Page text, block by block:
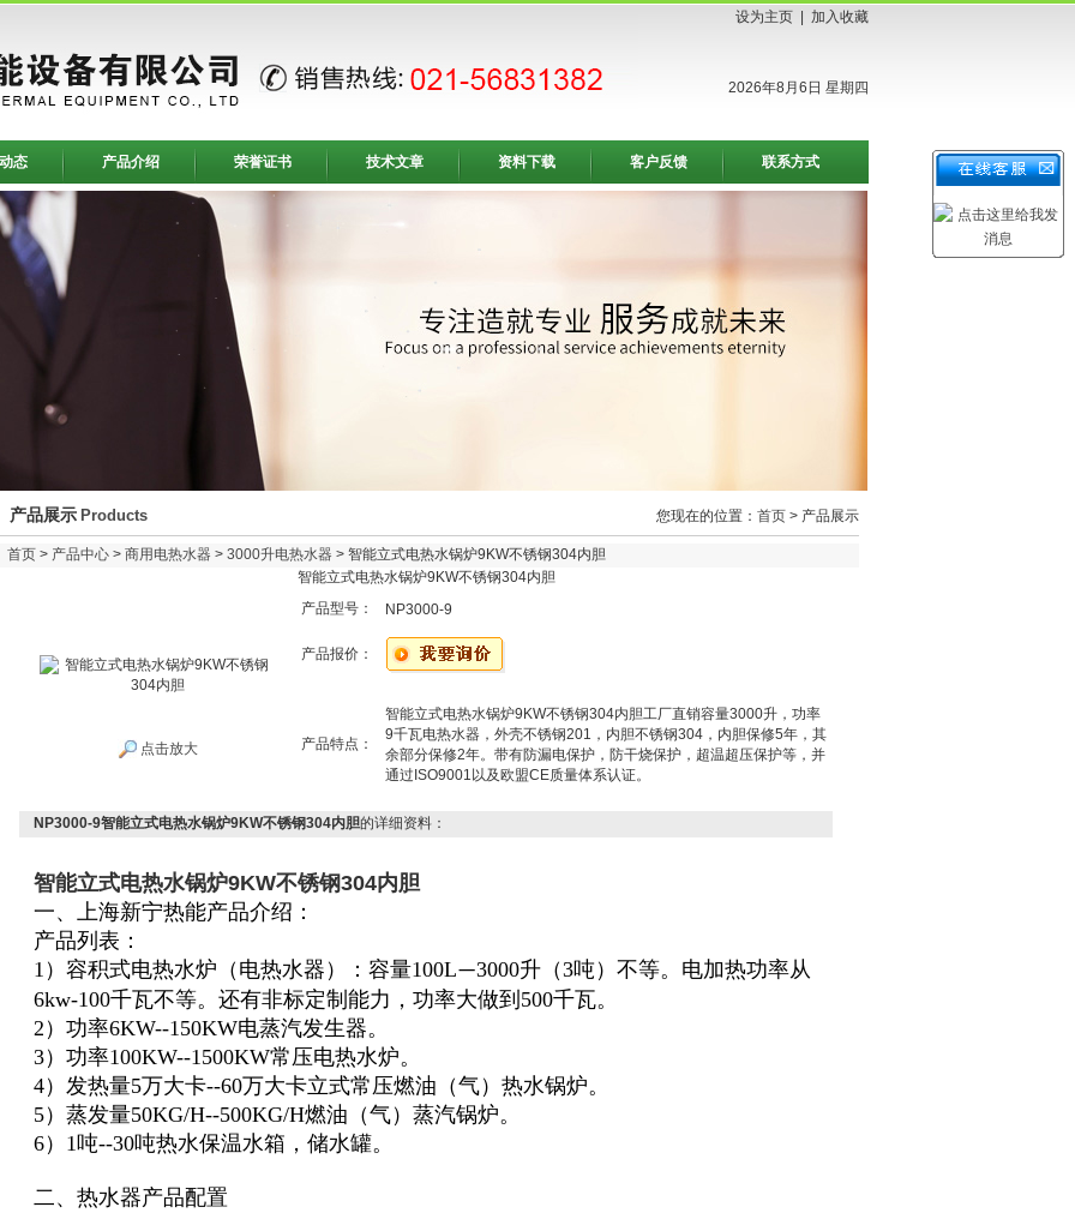
设为主页 加入收藏
2026年8月6日 星期四
态 产品介绍 荣誉证书 技术文章 资料下载 客户反馈 联系方式
产品展示 Products 您现在的位置： 首页 > 产品展示
首页 > 产品中心 > 商用电热水器 > 3000升电热水器 > 智能立式电热水锅炉9KW不锈钢304内胆
智能立式电热水锅炉9KW不锈钢304内胆
点击放大
产品型号： NP3000-9
产品报价：
产品特点：
智能立式电热水锅炉9KW不锈钢304内胆工厂直销容量3000升，功率
9千瓦电热水器，外壳不锈钢201，内胆不锈钢304，内胆保修5年，其
余部分保修2年。带有防漏电保护，防干烧保护，超温超压保护等，并
通过ISO9001以及欧盟CE质量体系认证。
NP3000-9智能立式电热水锅炉9KW不锈钢304内胆的详细资料：
智能立式电热水锅炉9KW不锈钢304内胆
一、上海新宁热能产品介绍：
产品列表：
1）容积式电热水炉（电热水器）：容量100L—3000升（3吨）不等。电加热功率从
6kw-100千瓦不等。还有非标定制能力，功率大做到500千瓦。
2）功率6KW--150KW电蒸汽发生器。
3）功率100KW--1500KW常压电热水炉。
4）发热量5万大卡--60万大卡立式常压燃油（气）热水锅炉。
5）蒸发量50KG/H--500KG/H燃油（气）蒸汽锅炉。
6）1吨--30吨热水保温水箱，储水罐。
二、热水器产品配置